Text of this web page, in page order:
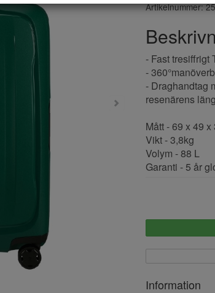
Artikelnummer:
- Fast tresiffrigt
-
- Draghandtag
resenärens
Mått - 69 x 49 x
Vikt - 3,8kg
Volym - 88 L
Garanti - 5 år
Information